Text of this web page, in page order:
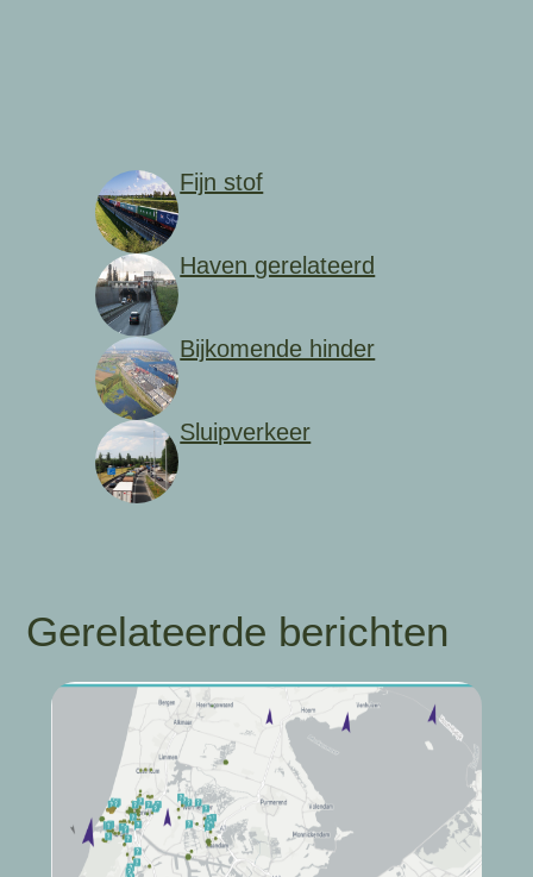
Fijn stof
Haven gerelateerd
Bijkomende hinder
Sluipverkeer
Gerelateerde berichten